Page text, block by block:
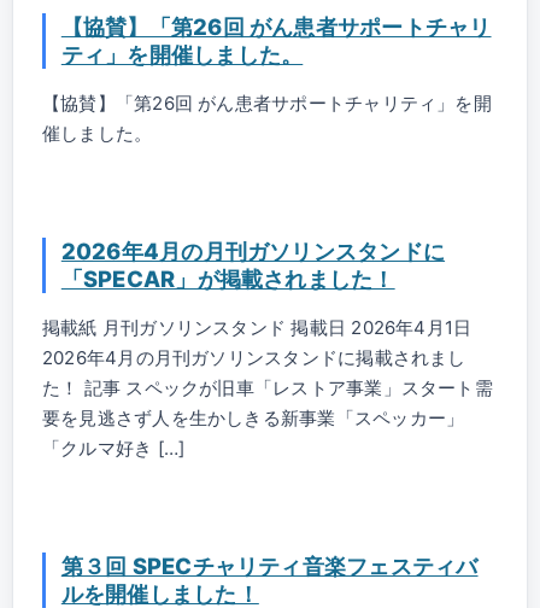
【協賛】「第26回 がん患者サポートチャリ
ティ」を開催しました。
【協賛】「第26回 がん患者サポートチャリティ」を開
催しました。
2026年4月の月刊ガソリンスタンドに
「SPECAR」が掲載されました！
掲載紙 月刊ガソリンスタンド 掲載日 2026年4月1日
2026年4月の月刊ガソリンスタンドに掲載されまし
た！ 記事 スペックが旧車「レストア事業」スタート需
要を見逃さず人を生かしきる新事業「スペッカー」
「クルマ好き […]
第３回 SPECチャリティ音楽フェスティバ
ルを開催しました！